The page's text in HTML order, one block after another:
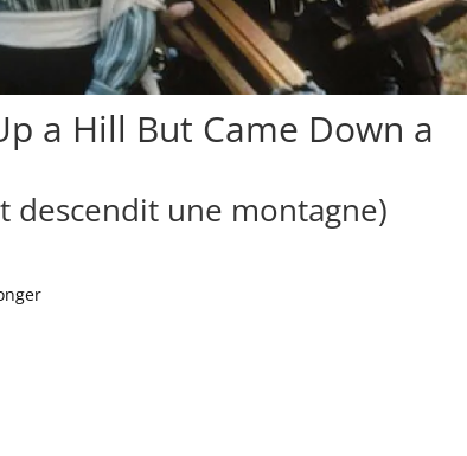
a Hill But Came Down a
descendit une montagne)